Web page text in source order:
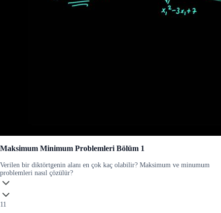
Maksimum Minimum Problemleri Bölüm 1
Verilen bir diktörtgenin alanı en çok kaç olabilir? Maksimum ve minumum
problemleri nasıl çözülür?
11